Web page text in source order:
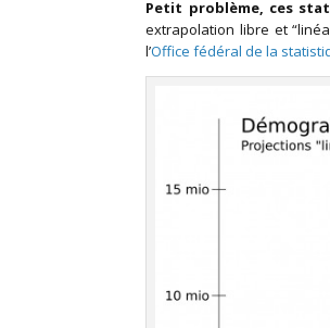
Petit problème, ces
extrapolation libre et
l’Office fédéral de la